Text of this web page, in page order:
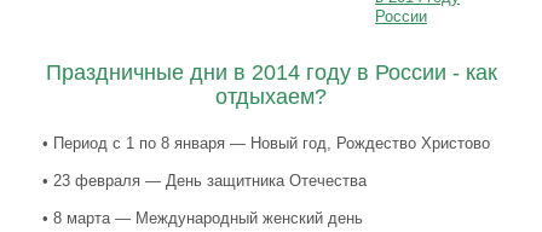
России
Праздничные дни в 2014 году в России - как
отдыхаем?
• Период с 1 по 8 января — Новый год, Рождество Христово
• 23 февраля — День защитника Отечества
• 8 марта — Международный женский день